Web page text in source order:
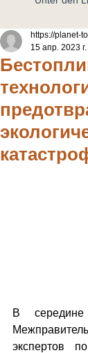
https://planet-
15 апр. 2023 г.
В
экспертов